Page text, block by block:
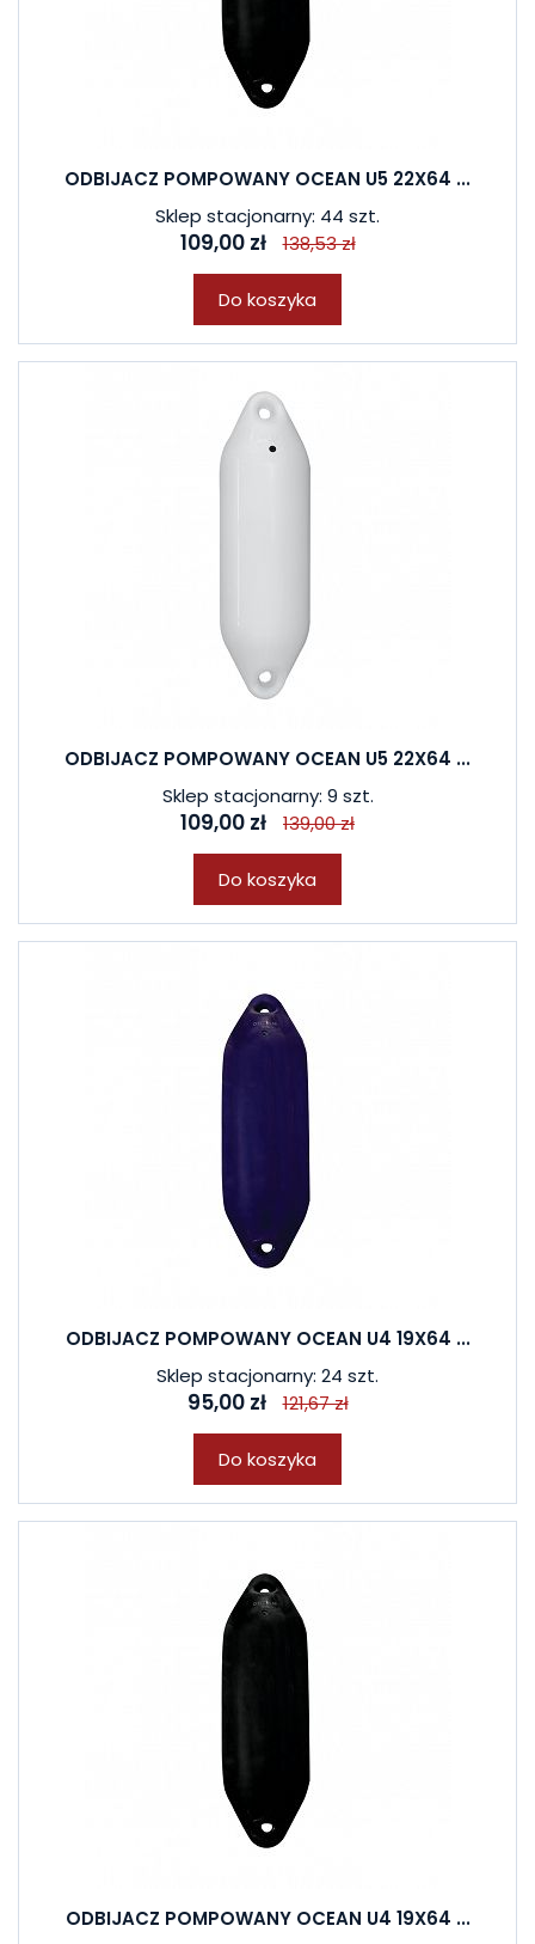
ODBIJACZ POMPOWANY OCEAN U5 22X64 ...
Sklep stacjonarny: 44 szt.
109,00 zł 138,53 zł
Do koszyka
ODBIJACZ POMPOWANY OCEAN U5 22X64 ...
Sklep stacjonarny: 9 szt.
109,00 zł 139,00 zł
Do koszyka
ODBIJACZ POMPOWANY OCEAN U4 19X64 ...
Sklep stacjonarny: 24 szt.
95,00 zł 121,67 zł
Do koszyka
ODBIJACZ POMPOWANY OCEAN U4 19X64 ...